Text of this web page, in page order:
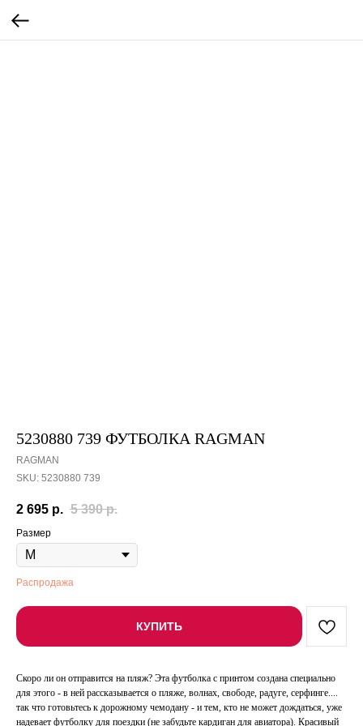
5230880 739 ФУТБОЛКА RAGMAN
RAGMAN
SKU: 5230880 739
2 695 р. 5 390 р.
Размер
Распродажа
КУПИТЬ
Скоро ли он отправится на пляж? Эта футболка с принтом создана специально
для этого - в ней рассказывается о пляже, волнах, свободе, радуге, серфинге....
так что готовьтесь к дорожному чемодану - и тем, кто не может дождаться, уже
надевает футболку для поездки (не забудьте кардиган для авиатора). Красивый